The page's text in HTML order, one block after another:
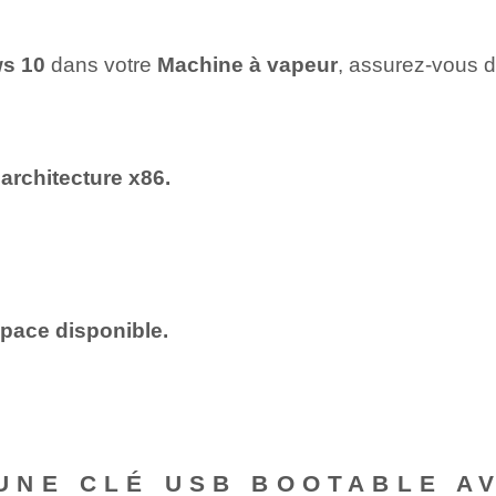
10 dans votre Machine à vapeur, assurez-vous
x86.
disponible.
CLÉ USB BOOTABLE